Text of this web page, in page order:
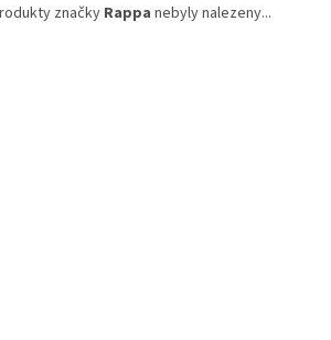
značky Rappa nebyly nalezeny...